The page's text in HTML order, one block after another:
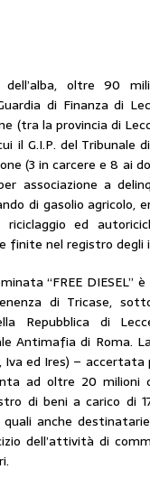
oltre 90
di Finanza di
(tra la provincia di
il G.I.P. del Tribunale
(3 in carcere e 8 ai
associazione a
di gasolio agricolo,
ed
finite nel registro degli
“FREE
di Tricase,
Repubblica di
Antimafia di Roma.
ed Ires) – accertata
ad oltre 20 milioni
di beni a carico di
anche
dell’attività di